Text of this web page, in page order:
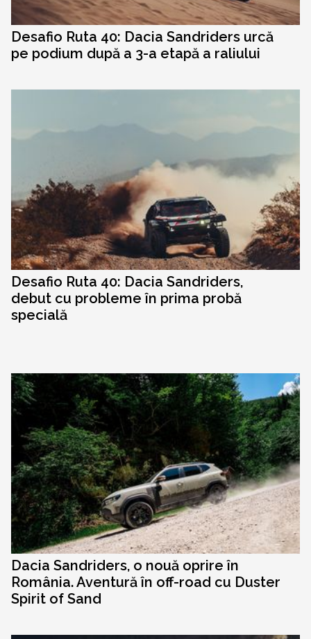
Desafio Ruta 40: Dacia Sandriders urcă
pe podium după a 3-a etapă a raliului
Desafio Ruta 40: Dacia Sandriders,
debut cu probleme în prima probă
specială
Dacia Sandriders, o nouă oprire în
România. Aventură în off-road cu Duster
Spirit of Sand